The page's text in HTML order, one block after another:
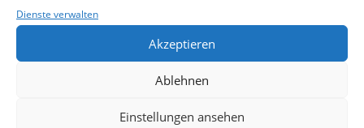
Dienste verwalten
Akzeptieren
Ablehnen
Einstellungen ansehen
SCHLAGWÖRTER
Akt
Bussard Cadillac
Fischmarkt